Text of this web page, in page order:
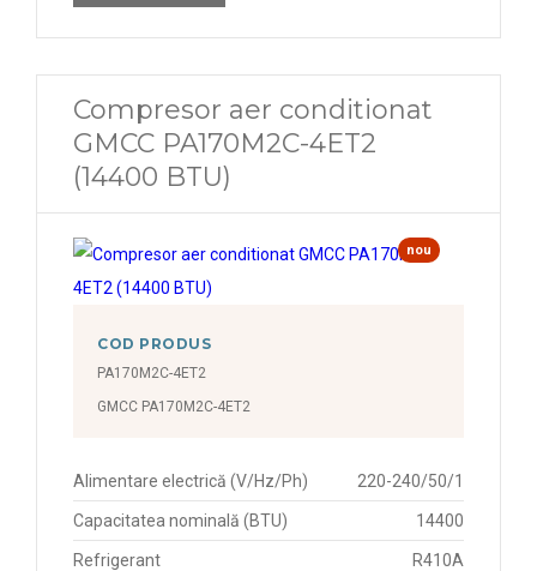
Compresor aer conditionat
GMCC PA170M2C-4ET2
(14400 BTU)
nou
COD PRODUS
PA170M2C-4ET2
GMCC PA170M2C-4ET2
Alimentare electrică (V/Hz/Ph) 220-240/50/1
Capacitatea nominală (BTU) 14400
Refrigerant R410A